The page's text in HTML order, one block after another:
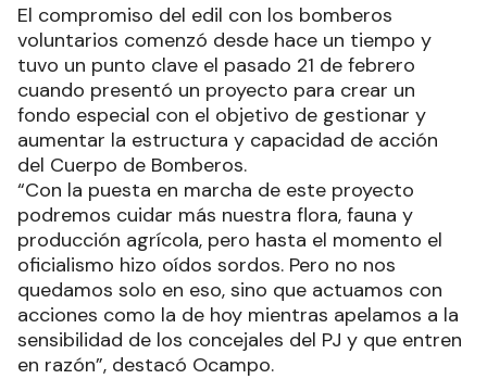
El compromiso del edil con los bomberos
voluntarios comenzó desde hace un tiempo y
tuvo un punto clave el pasado 21 de febrero
cuando presentó un proyecto para crear un
fondo especial con el objetivo de gestionar y
aumentar la estructura y capacidad de acción
del Cuerpo de Bomberos.
“Con la puesta en marcha de este proyecto
podremos cuidar más nuestra flora, fauna y
producción agrícola, pero hasta el momento el
oficialismo hizo oídos sordos. Pero no nos
quedamos solo en eso, sino que actuamos con
acciones como la de hoy mientras apelamos a la
sensibilidad de los concejales del PJ y que entren
en razón”, destacó Ocampo.